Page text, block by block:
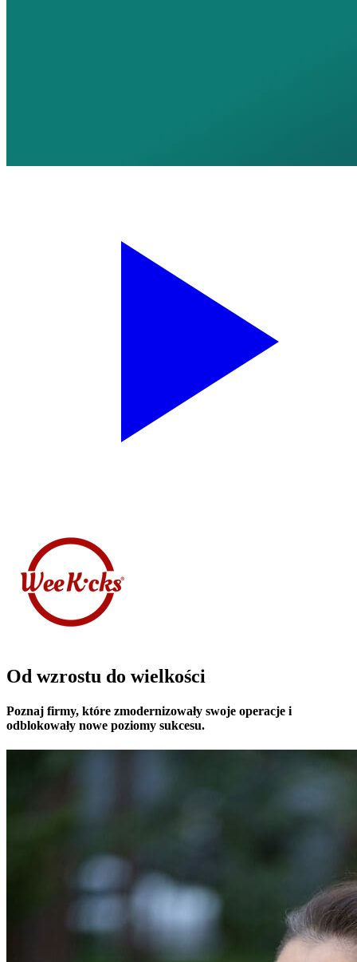
Od wzrostu do wielkości
Poznaj firmy, które zmodernizowały swoje operacje i
odblokowały nowe poziomy sukcesu.